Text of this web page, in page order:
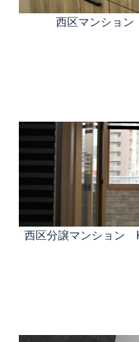
西区マンショ
西区分譲マンション